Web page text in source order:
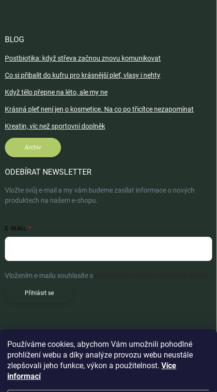
Používáme cookies, abychom Vám umožnili pohodlné
prohlížení webu a díky analýze provozu webu neustále
zlepšovali jeho funkce, výkon a použitelnost. Více
informací
BLOG
Postbiotika: když střeva začnou znovu komunikovat
Co si přibalit do kufru pro krásnější pleť, vlasy i nehty
Když tělo přepne na léto, ale my ne
Krásná pleť není jen o kosmetice. Na co po třicítce nezapomínat
Kreatin, víc než sportovní doplněk
Archiv
ODEBÍRAT NEWSLETTER
Vložte svůj e-mail a my vám budeme zasílat informace o nových
produktech na našem e-shopu.
E-MAIL
Vložením e-mailu souhlasíte s
Přihlásit se